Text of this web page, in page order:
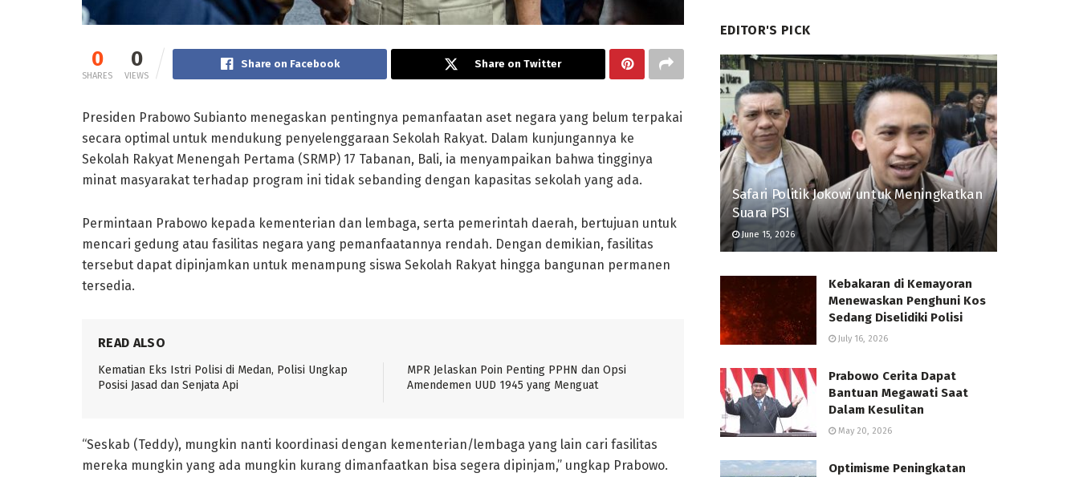
0
SHARES
0
VIEWS
Share on Facebook Share on Twitter
Presiden Prabowo Subianto menegaskan pentingnya pemanfaatan aset negara yang belum terpakai
secara optimal untuk mendukung penyelenggaraan Sekolah Rakyat. Dalam kunjungannya ke
Sekolah Rakyat Menengah Pertama (SRMP) 17 Tabanan, Bali, ia menyampaikan bahwa tingginya
minat masyarakat terhadap program ini tidak sebanding dengan kapasitas sekolah yang ada.
Permintaan Prabowo kepada kementerian dan lembaga, serta pemerintah daerah, bertujuan untuk
mencari gedung atau fasilitas negara yang pemanfaatannya rendah. Dengan demikian, fasilitas
tersebut dapat dipinjamkan untuk menampung siswa Sekolah Rakyat hingga bangunan permanen
tersedia.
READ ALSO
Kematian Eks Istri Polisi di Medan, Polisi Ungkap
Posisi Jasad dan Senjata Api
MPR Jelaskan Poin Penting PPHN dan Opsi
Amendemen UUD 1945 yang Menguat
“Seskab (Teddy), mungkin nanti koordinasi dengan kementerian/lembaga yang lain cari fasilitas
mereka mungkin yang ada mungkin kurang dimanfaatkan bisa segera dipinjam,” ungkap Prabowo.
EDITOR'S PICK
Safari Politik Jokowi untuk Meningkatkan
Suara PSI
June 15, 2026
Kebakaran di Kemayoran
Menewaskan Penghuni Kos
Sedang Diselidiki Polisi
July 16, 2026
Prabowo Cerita Dapat
Bantuan Megawati Saat
Dalam Kesulitan
May 20, 2026
Optimisme Peningkatan